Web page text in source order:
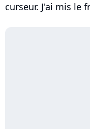
curseur. J'ai mis le